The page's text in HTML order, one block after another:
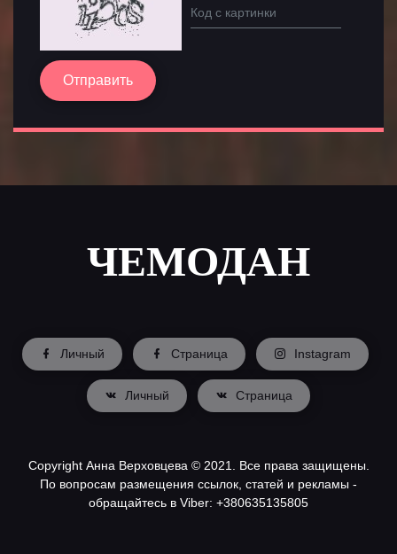
ЧЕМОДАН
Личный Страница Instagram
Личный Страница
Copyright Анна Верховцева © 2021. Все права защищены.
По вопросам размещения ссылок, статей и рекламы -
обращайтесь в Viber: +380635135805